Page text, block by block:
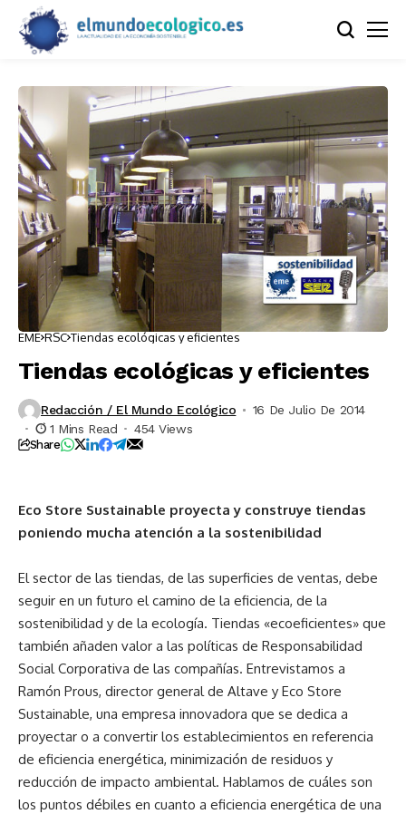
EME RSC Tiendas ecológicas y eficientes
Tiendas ecológicas y eficientes
Redacción / El Mundo Ecológico
16 De Julio De 2014
1 Mins Read
454 Views
Share
Eco Store Sustainable proyecta y construye tiendas
poniendo mucha atención a la sostenibilidad
El sector de las tiendas, de las superficies de ventas, debe
seguir en un futuro el camino de la eficiencia, de la
sostenibilidad y de la ecología. Tiendas «ecoeficientes» que
también añaden valor a las políticas de Responsabilidad
Social Corporativa de las compañías. Entrevistamos a
Ramón Prous, director general de Altave y Eco Store
Sustainable, una empresa innovadora que se dedica a
proyectar o a convertir los establecimientos en referencia
de eficiencia energética, minimización de residuos y
reducción de impacto ambiental. Hablamos de cuáles son
los puntos débiles en cuanto a eficiencia energética de una